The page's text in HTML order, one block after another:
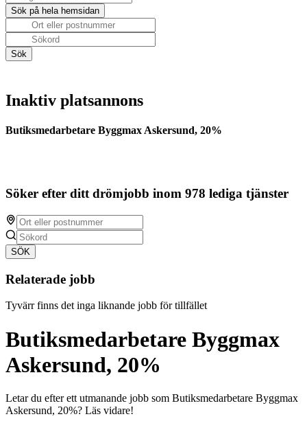
Inaktiv platsannons
Butiksmedarbetare Byggmax Askersund, 20%
Söker efter ditt drömjobb inom 978 lediga tjänster
SÖK
Relaterade jobb
Tyvärr finns det inga liknande jobb för tillfället
Butiksmedarbetare Byggmax
Askersund, 20%
Letar du efter ett utmanande jobb som Butiksmedarbetare Byggmax
Askersund, 20%? Läs vidare!